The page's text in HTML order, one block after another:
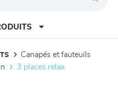
canapés et fauteuils
3 places relax